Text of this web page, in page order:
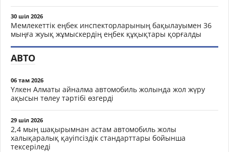
30 шіл 2026
Мемлекеттік еңбек инспекторларының бақылауымен 36
мыңға жуық жұмыскердің еңбек құқықтары қорғалды
АВТО
06 там 2026
Үлкен Алматы айналма автомобиль жолында жол жүру
ақысын төлеу тәртібі өзгерді
29 шіл 2026
2,4 мың шақырымнан астам автомобиль жолы
халықаралық қауіпсіздік стандарттары бойынша
тексеріледі